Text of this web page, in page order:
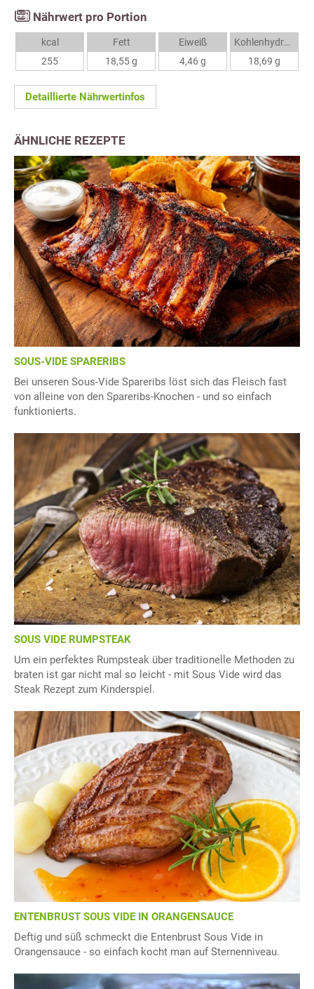
Nährwert pro Portion
kcal
255
Fett
18,55 g
Eiweiß
4,46 g
Kohlenhydrate
18,69 g
Detaillierte Nährwertinfos
ÄHNLICHE REZEPTE
SOUS-VIDE SPARERIBS
Bei unseren Sous-Vide Spareribs löst sich das Fleisch fast
von alleine von den Spareribs-Knochen - und so einfach
funktionierts.
SOUS VIDE RUMPSTEAK
Um ein perfektes Rumpsteak über traditionelle Methoden zu
braten ist gar nicht mal so leicht - mit Sous Vide wird das
Steak Rezept zum Kinderspiel.
ENTENBRUST SOUS VIDE IN ORANGENSAUCE
Deftig und süß schmeckt die Entenbrust Sous Vide in
Orangensauce - so einfach kocht man auf Sternenniveau.